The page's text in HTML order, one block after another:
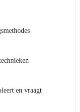
en vraagt